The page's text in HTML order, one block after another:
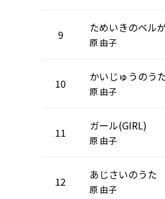
9 ためいきのベル
原 由子
10 かいじゅうのう
原 由子
11 ガール(GIRL)
原 由子
12 あじさいのうた
原 由子